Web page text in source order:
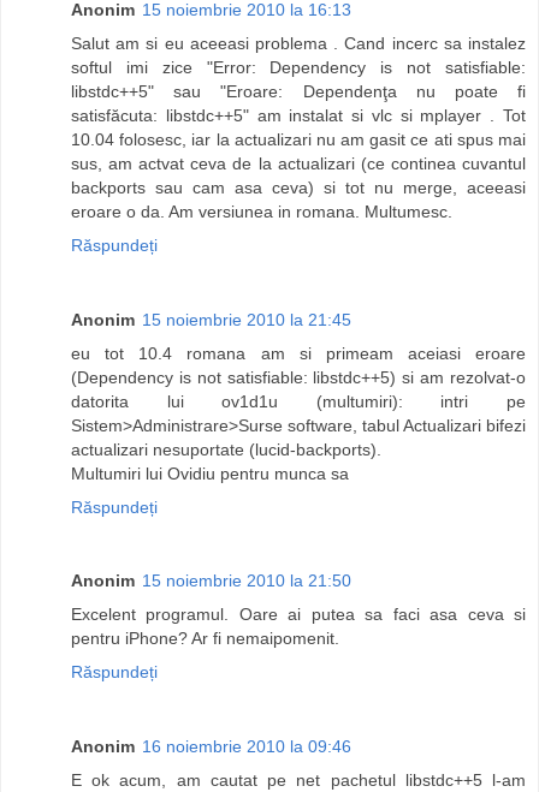
Anonim 15 noiembrie 2010 la 16:13
Salut am si eu aceeasi problema . Cand incerc sa instalez
softul imi zice "Error: Dependency is not satisfiable:
libstdc++5" sau "Eroare: Dependenţa nu poate fi
satisfăcuta: libstdc++5" am instalat si vlc si mplayer . Tot
10.04 folosesc, iar la actualizari nu am gasit ce ati spus mai
sus, am actvat ceva de la actualizari (ce continea cuvantul
backports sau cam asa ceva) si tot nu merge, aceeasi
eroare o da. Am versiunea in romana. Multumesc.
Răspundeți
Anonim 15 noiembrie 2010 la 21:45
eu tot 10.4 romana am si primeam aceiasi eroare
(Dependency is not satisfiable: libstdc++5) si am rezolvat-o
datorita lui ov1d1u (multumiri): intri pe
Sistem>Administrare>Surse software, tabul Actualizari bifezi
actualizari nesuportate (lucid-backports).
Multumiri lui Ovidiu pentru munca sa
Răspundeți
Anonim 15 noiembrie 2010 la 21:50
Excelent programul. Oare ai putea sa faci asa ceva si
pentru iPhone? Ar fi nemaipomenit.
Răspundeți
Anonim 16 noiembrie 2010 la 09:46
E ok acum, am cautat pe net pachetul libstdc++5 l-am